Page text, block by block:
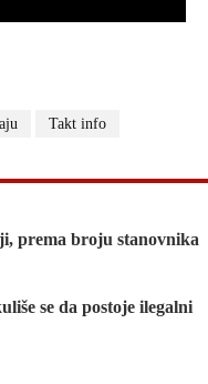
Takt info
prema broju stanovnika
se da postoje ilegalni